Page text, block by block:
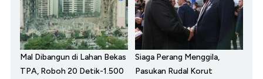
Mal Dibangun di Lahan Bekas
TPA, Roboh 20 Detik-1.500
Siaga Perang Menggila,
Pasukan Rudal Korut